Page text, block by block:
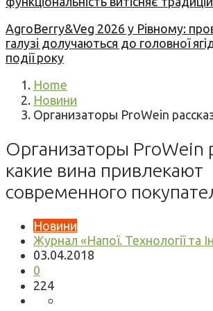
AgroBerry&Veg 2026 у Рівному:
галузі долучаються до головної
події року
Home
Новини
Организаторы ProWein
Организаторы ProWein
какие вина привлекают
современного
Новини
Журнал «Напої. Технології та
03.04.2018
0
224